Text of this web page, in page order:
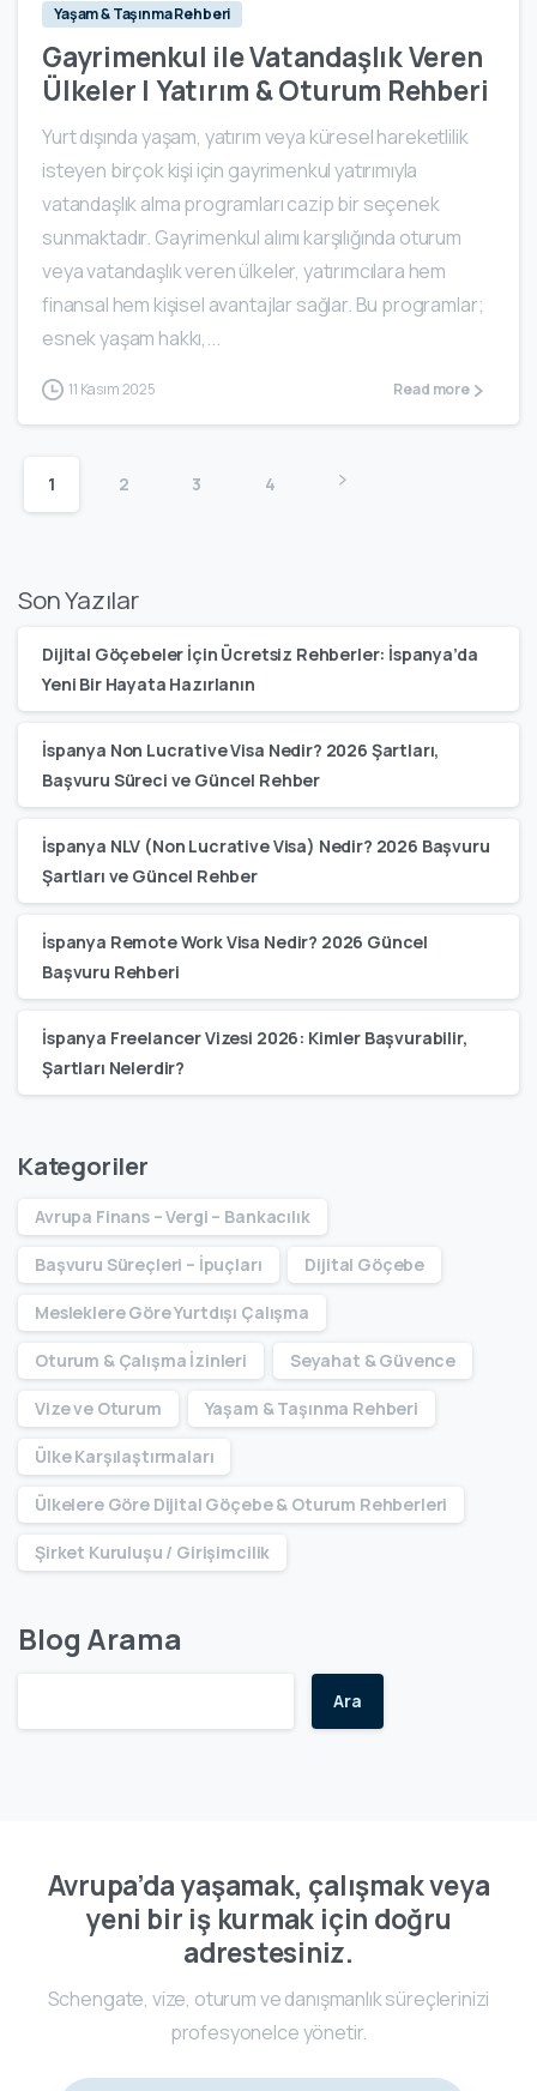
Yaşam & Taşınma Rehberi
Gayrimenkul ile Vatandaşlık Veren
Ülkeler | Yatırım & Oturum Rehberi
Yurt dışında yaşam, yatırım veya küresel hareketlilik
isteyen birçok kişi için gayrimenkul yatırımıyla
vatandaşlık alma programları cazip bir seçenek
sunmaktadır. Gayrimenkul alımı karşılığında oturum
veya vatandaşlık veren ülkeler, yatırımcılara hem
finansal hem kişisel avantajlar sağlar. Bu programlar;
esnek yaşam hakkı,...
11 Kasım 2025 Read more
1 2 3 4
Son Yazılar
Dijital Göçebeler İçin Ücretsiz Rehberler: İspanya’da
Yeni Bir Hayata Hazırlanın
İspanya Non Lucrative Visa Nedir? 2026 Şartları,
Başvuru Süreci ve Güncel Rehber
İspanya NLV (Non Lucrative Visa) Nedir? 2026 Başvuru
Şartları ve Güncel Rehber
İspanya Remote Work Visa Nedir? 2026 Güncel
Başvuru Rehberi
İspanya Freelancer Vizesi 2026: Kimler Başvurabilir,
Şartları Nelerdir?
Kategoriler
Avrupa Finans – Vergi – Bankacılık
Başvuru Süreçleri – İpuçları Dijital Göçebe
Mesleklere Göre Yurtdışı Çalışma
Oturum & Çalışma İzinleri Seyahat & Güvence
Vize ve Oturum Yaşam & Taşınma Rehberi
Ülke Karşılaştırmaları
Ülkelere Göre Dijital Göçebe & Oturum Rehberleri
Şirket Kuruluşu / Girişimcilik
Blog Arama
Ara
Avrupa’da yaşamak, çalışmak veya
yeni bir iş kurmak için doğru
adrestesiniz.
Schengate, vize, oturum ve danışmanlık süreçlerinizi
profesyonelce yönetir.